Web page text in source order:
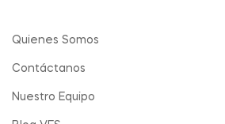
Quienes Somos
Contáctanos
Nuestro Equipo